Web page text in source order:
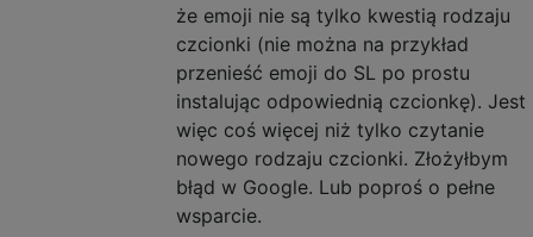
że emoji nie są tylko kwestią rodzaju
czcionki (nie można na przykład
przenieść emoji do SL po prostu
instalując odpowiednią czcionkę). Jest
więc coś więcej niż tylko czytanie
nowego rodzaju czcionki. Złożyłbym
błąd w Google. Lub poproś o pełne
wsparcie.